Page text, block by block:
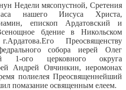
Недели мясопустной, Сретения
нашего Иисуса Христа,
епископ Ардатовский и
бдение в Никольском
Его Преосвященству
собора иерей Олег
1-ого церковного округа
Андрей Овчинкин, иеромонах
полиелея Преосвященнейший
помазание освященным елеем.